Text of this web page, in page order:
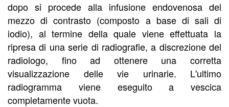
dopo si procede alla infusione endovenosa del
mezzo di contrasto (composto a base di sali di
iodio), al termine della quale viene effettuata la
ripresa di una serie di radiografie, a discrezione del
radiologo, fino ad ottenere una corretta
visualizzazione delle vie urinarie. L'ultimo
radiogramma viene eseguito a vescica
completamente vuota.